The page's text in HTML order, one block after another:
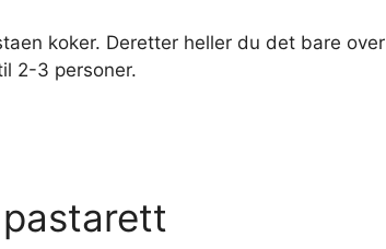
koker. Deretter heller du det bare over
2-3 personer.